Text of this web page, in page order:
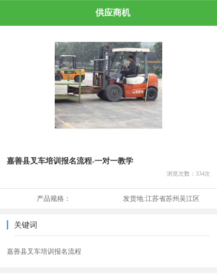
供应商机
嘉善县叉车培训报名流程-一对一教学
浏览次数： 334次
产品规格： 发货地:江苏省苏州吴江区
关键词
嘉善县叉车培训报名流程